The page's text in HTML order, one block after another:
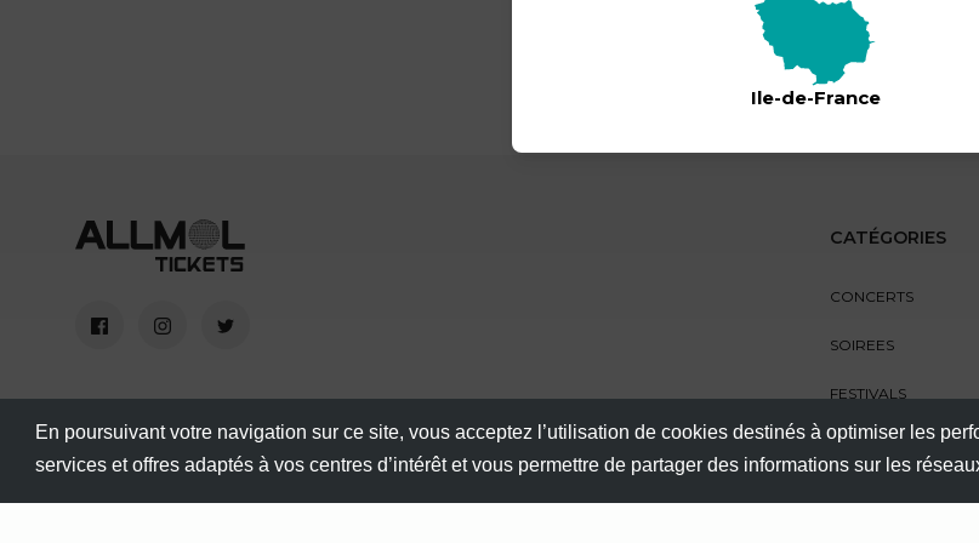
En poursuivant votre navigation sur ce site, vous acceptez l’utilisation de cookies destinés à optimiser les
services et offres adaptés à vos centres d’intérêt et vous permettre de partager des informations sur les
CATÉGORIES
CONCERTS
SOIREES
FESTIVALS
SPECTACLES
Ile-de-France